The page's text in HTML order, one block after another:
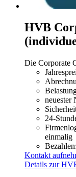
HVB
Die Corporate
neuester
24-
einmalig
Kontakt
Details zur